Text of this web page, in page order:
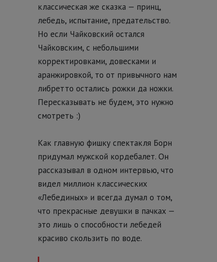
классическая же сказка — принц,
лебедь, испытание, предательство.
Но если Чайковский остался
Чайковским, с небольшими
корректировками, довесками и
аранжировкой, то от привычного нам
либретто остались рожки да ножки.
Пересказывать не будем, это нужно
смотреть :)
Как главную фишку спектакля Борн
придумал мужской кордебалет. Он
рассказывал в одном интервью, что
видел миллион классических
«Лебединых» и всегда думал о том,
что прекрасные девушки в пачках —
это лишь о способности лебедей
красиво скользить по воде.